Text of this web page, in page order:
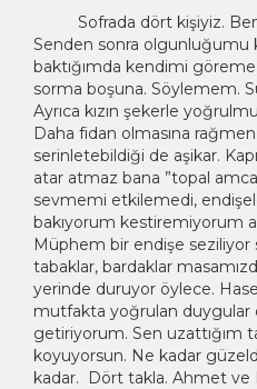
Sofrada dört kişiyiz. Ben,
Senden sonra olgunluğumu
baktığımda kendimi
sorma boşuna. Söylemem.
Ayrıca kızın şekerle
Daha fidan olmasına
serinletebildiği de aşikar.
atar atmaz bana ”topal
sevmemi etkilemedi,
bakıyorum kestiremiyorum
Müphem bir endişe seziliyor
tabaklar, bardaklar
yerinde duruyor öylece.
mutfakta yoğrulan duygular
getiriyorum. Sen uzattığım
koyuyorsun. Ne kadar
kadar. Dört takla. Ahmet ve